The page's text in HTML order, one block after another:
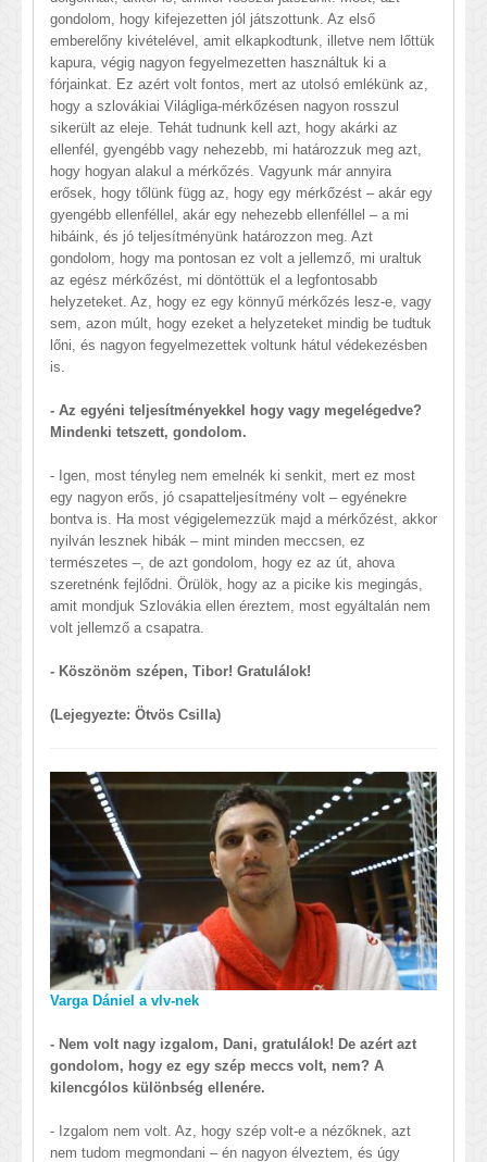
gondolom, hogy kifejezetten jól játszottunk. Az első
emberelőny kivételével, amit elkapkodtunk, illetve nem lőttük
kapura, végig nagyon fegyelmezetten használtuk ki a
fórjainkat. Ez azért volt fontos, mert az utolsó emlékünk az,
hogy a szlovákiai Világliga-mérkőzésen nagyon rosszul
sikerült az eleje. Tehát tudnunk kell azt, hogy akárki az
ellenfél, gyengébb vagy nehezebb, mi határozzuk meg azt,
hogy hogyan alakul a mérkőzés. Vagyunk már annyira
erősek, hogy tőlünk függ az, hogy egy mérkőzést – akár egy
gyengébb ellenféllel, akár egy nehezebb ellenféllel – a mi
hibáink, és jó teljesítményünk határozzon meg. Azt
gondolom, hogy ma pontosan ez volt a jellemző, mi uraltuk
az egész mérkőzést, mi döntöttük el a legfontosabb
helyzeteket. Az, hogy ez egy könnyű mérkőzés lesz-e, vagy
sem, azon múlt, hogy ezeket a helyzeteket mindig be tudtuk
lőni, és nagyon fegyelmezettek voltunk hátul védekezésben
is.
- Az egyéni teljesítményekkel hogy vagy megelégedve?
Mindenki tetszett, gondolom.
- Igen, most tényleg nem emelnék ki senkit, mert ez most
egy nagyon erős, jó csapatteljesítmény volt – egyénekre
bontva is. Ha most végigelemezzük majd a mérkőzést, akkor
nyilván lesznek hibák – mint minden meccsen, ez
természetes –, de azt gondolom, hogy ez az út, ahova
szeretnénk fejlődni. Örülök, hogy az a picike kis megingás,
amit mondjuk Szlovákia ellen éreztem, most egyáltalán nem
volt jellemző a csapatra.
- Köszönöm szépen, Tibor! Gratulálok!
(Lejegyezte: Ötvös Csilla)
Varga Dániel a vlv-nek
- Nem volt nagy izgalom, Dani, gratulálok! De azért azt
gondolom, hogy ez egy szép meccs volt, nem? A
kilencgólos különbség ellenére.
- Izgalom nem volt. Az, hogy szép volt-e a nézőknek, azt
nem tudom megmondani – én nagyon élveztem, és úgy